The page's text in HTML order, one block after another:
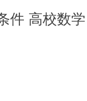
件 高校数学